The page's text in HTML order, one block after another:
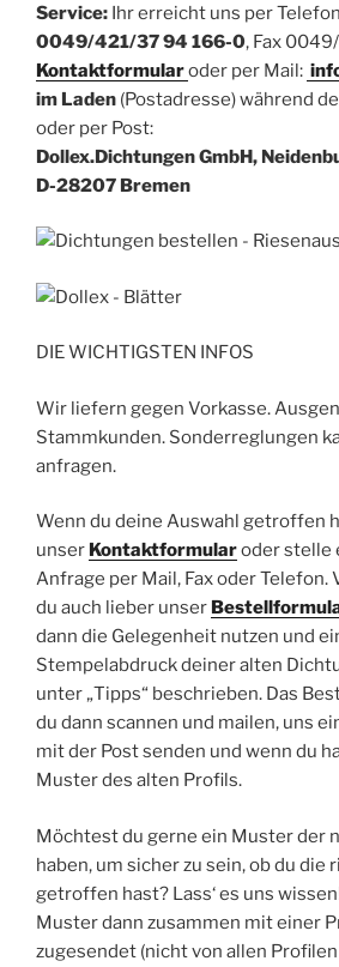
Service: Ihr erreicht uns per
0049/421/37 94 166-0, Fax
Kontaktformularoder per Mail:
im Laden (Postadresse) während
oder per Post:
Dollex.Dichtungen GmbH,
D-28207 Bremen
DIE WICHTIGSTEN INFOS
Wir liefern gegen Vorkasse.
Stammkunden. Sonderreglungen
anfragen.
Wenn du deine Auswahl getroffen
unser Kontaktformularoder stelle
Anfrage per Mail, Fax oder
du auch lieber unser
dann die Gelegenheit nutzen und
Stempelabdruck deiner alten
unter „Tipps“ beschrieben. Das
du dann scannen und mailen, uns
mit der Post senden und wenn du
Muster des alten Profils.
Möchtest du gerne ein Muster der
haben, um sicher zu sein, ob du die
getroffen hast? Lass‘ es uns
Muster dann zusammen mit einer
zugesendet (nicht von allen